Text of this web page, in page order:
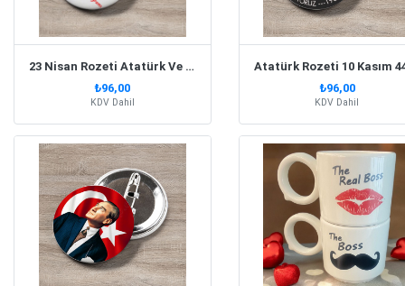
23 Nisan Rozeti Atatürk Ve Çocuk 44 Mm 10 Adet
₺96,00
KDV Dahil
₺96,00
KDV Dahil